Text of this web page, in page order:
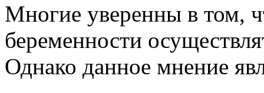
Многие уверенны в том,
беременности
Однако данное мнение